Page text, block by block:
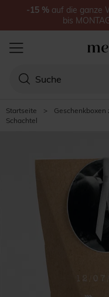
Startseite > Geschenkboxen
Schachtel
-15 % auf die ganze
bis